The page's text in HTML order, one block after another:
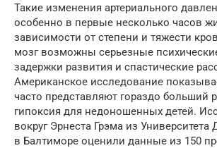
Такие изменения артериального
особенно в первые несколько часов
зависимости от степени и тяжести
мозг возможны серьезные
задержки развития и спастические
Американское исследование
часто представляют гораздо больший
гипоксия для недоношенных детей.
вокруг Эрнеста Грэма из
в Балтиморе оценили данные из 150